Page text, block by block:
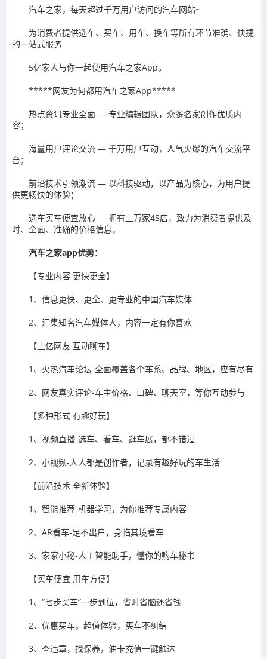
汽车之家，每天超过千万用户访问的汽车网站~
为消费者提供选车、买车、用车、换车等所有环节准确、快捷
的一站式服务
5亿家人与你一起使用汽车之家App。
*****网友为何都用汽车之家App*****
热点资讯专业全面 — 专业编辑团队，众多名家创作优质内
容；
海量用户评论交流 — 千万用户互动，人气火爆的汽车交流平
台；
前沿技术引领潮流 — 以科技驱动，以产品为核心，为用户提
供更畅快的体验；
选车买车便宜放心 — 拥有上万家4S店，致力为消费者提供及
时、全面、准确的价格信息。
汽车之家app优势：
【专业内容 更快更全】
1、信息更快、更全、更专业的中国汽车媒体
2、汇集知名汽车媒体人，内容一定有你喜欢
【上亿网友 互动聊车】
1、火热汽车论坛-全面覆盖各个车系、品牌、地区，应有尽有
2、网友真实评论-车主价格、口碑、聊天室，等你互动参与
【多种形式 有趣好玩】
1、视频直播-选车、看车、逛车展，都不错过
2、小视频-人人都是创作者，记录有趣好玩的车生活
【前沿技术 全新体验】
1、智能推荐-机器学习，为你推荐专属内容
2、AR看车-足不出户，身临其境看车
3、家家小秘-人工智能助手，懂你的购车秘书
【买车便宜 用车方便】
1、“七步买车”一步到位，省时省脑还省钱
2、优惠买车，超值体验，买车不纠结
3、查违章，找保养，油卡充值一键触达